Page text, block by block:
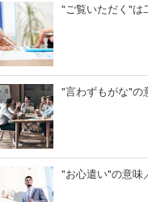
"ご覧いただく"は
"言わずもがな"の
"お心遣い"の意味